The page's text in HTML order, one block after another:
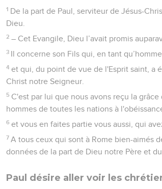
1 De la part de Paul, serviteur de Jésus-
Dieu.
2 – Cet Evangile, Dieu l’avait promis
3 Il concerne son Fils qui, en tant
4 et qui, du point de vue de l'Esprit saint, a
Christ notre Seigneur.
5 C'est par lui que nous avons reçu la
hommes de toutes les nations à
6 et vous en faites partie vous aussi, qui
7 A tous ceux qui sont à Rome bien-aimés
données de la part de Dieu notre Père et
Paul désire aller voir les